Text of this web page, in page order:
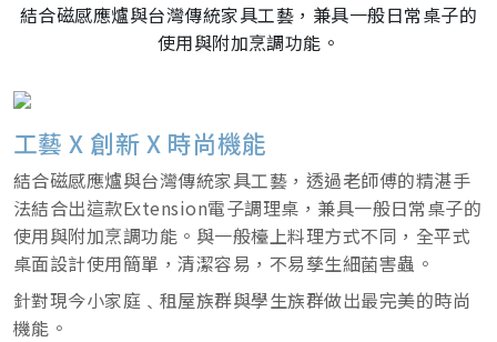
結合磁感應爐與台灣傳統家具工藝，兼具一般日常桌子的
使用與附加烹調功能。
工藝 X 創新 X 時尚機能
結合磁感應爐與台灣傳統家具工藝，透過老師傅的精湛手
法結合出這款Extension電子調理桌，兼具一般日常桌子的
使用與附加烹調功能。與一般檯上料理方式不同，全平式
桌面設計使用簡單，清潔容易，不易孳生細菌害蟲。
針對現今小家庭﹑租屋族群與學生族群做出最完美的時尚
機能。